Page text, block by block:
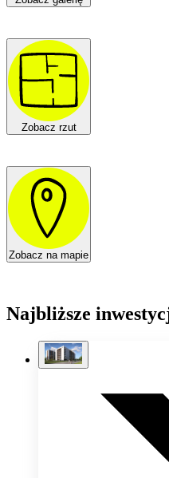
Zobacz rzut
Zobacz na mapie
Najbliższe